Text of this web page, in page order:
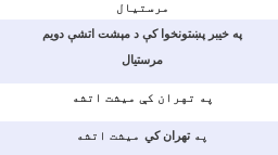
مرستیال
په خیبر پښتونخوا کې د مېشت اتشې دویم
مرستیال
په تهران کې میشت اتشه
پهتهران کي میشت اتشه